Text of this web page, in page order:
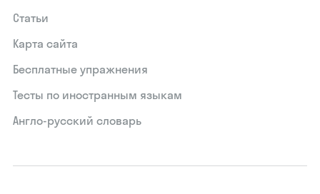
Статьи
Карта сайта
Бесплатные упражнения
Тесты по иностранным языкам
Англо-русский словарь